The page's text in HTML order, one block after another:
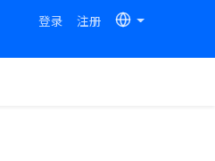
登录 注册